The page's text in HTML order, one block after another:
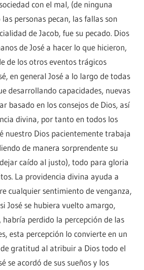
con el mal, (de ninguna
personas pecan, las fallas son
de Jacob, fue su pecado. Dios
de José a hacer lo que hicieron,
de los otros eventos trágicos
en general José a lo largo de todas
desarrollando capacidades, nuevas
basado en los consejos de Dios, así
divina, por tanto en todos los
nuestro Dios pacientemente trabaja
de manera sorprendente su
caído al justo), todo para gloria
La providencia divina ayuda a
cualquier sentimiento de venganza,
José se hubiera vuelto amargo,
perdido la percepción de las
esta percepción lo convierte en un
gratitud al atribuir a Dios todo el
se acordó de sus sueños y los